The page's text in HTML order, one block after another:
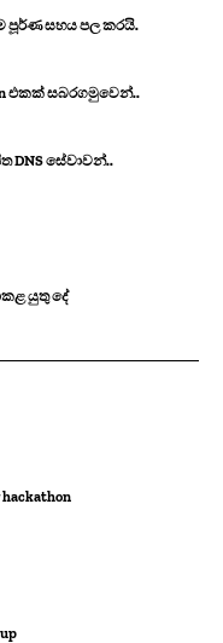
පූර්ණ සහය පල කරයි.
එකක් සබරගමුවෙන්..
DNS සේවාවන්..
යුතු දේ
hackathon